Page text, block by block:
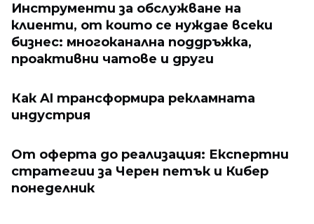
Инструменти за обслужване на
клиенти, от които се нуждае всеки
бизнес: многоканална поддръжка,
проактивни чатове и други
Как AI трансформира рекламната
индустрия
От оферта до реализация: Експертни
стратегии за Черен петък и Кибер
понеделник